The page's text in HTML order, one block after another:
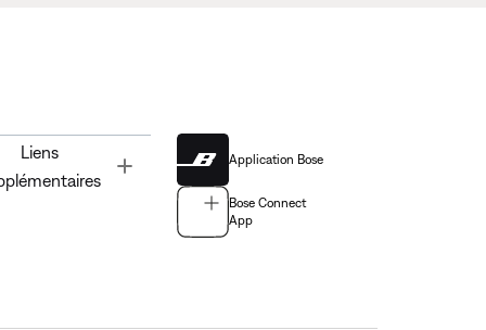
Liens
Application Bose
Bose Connect
App